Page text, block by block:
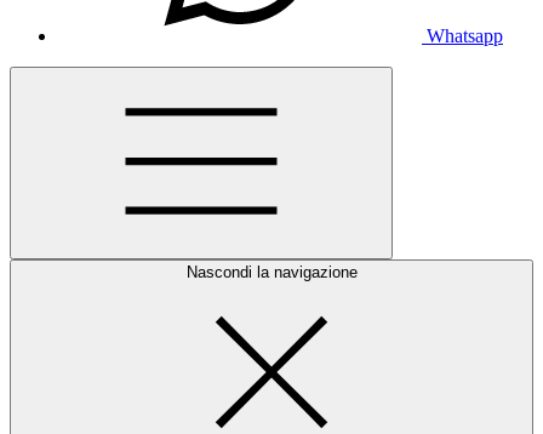
Whatsapp
Nascondi la navigazione